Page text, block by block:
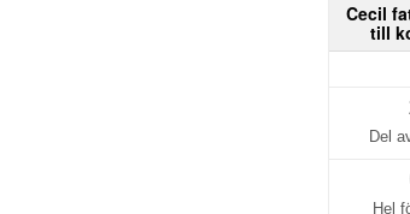
Cecil
till
Del
Hel